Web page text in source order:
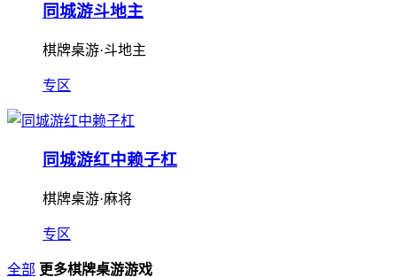
同城游斗地主
棋牌桌游·斗地主
专区
同城游红中赖子杠
棋牌桌游·麻将
专区
全部 更多棋牌桌游游戏